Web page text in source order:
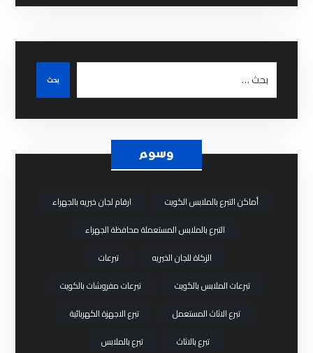
وسوم
أماكن التبرع بالملابس الكويت
ارقام لجان خيريه بالجهراء
التبرع بالملابس المستعملة محافظة الجهراء
الزكاة للجان الخيريه
تبرعات
تبرعات الملابس بالكويت
تبرعات مفروشات بالكويت
تبرع الاثاث المستعمل
تبرع الاجهزة الكهربائية
تبرع بالاثاث
تبرع بالملابس